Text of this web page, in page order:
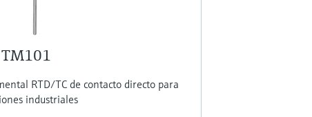
RTD/TC de contacto directo para
industriales